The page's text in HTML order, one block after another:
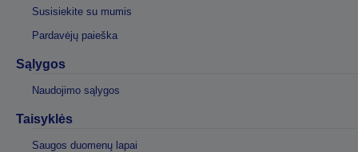
Susisiekite su mumis
Pardavėjų paieška
Sąlygos
Naudojimo sąlygos
Taisyklės
Saugos duomenų lapai